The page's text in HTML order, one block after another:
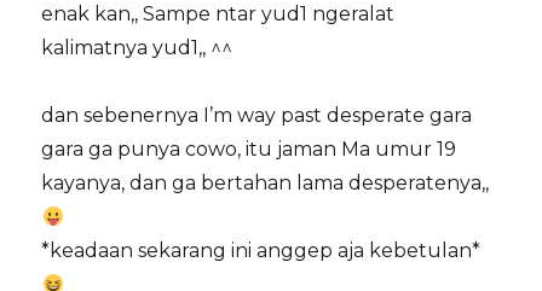
enak kan,, Sampe ntar yud1 ngeralat
kalimatnya yud1,, ^^
dan sebenernya I’m way past desperate gara
gara ga punya cowo, itu jaman Ma umur 19
kayanya, dan ga bertahan lama desperatenya,,
*keadaan sekarang ini anggep aja kebetulan*